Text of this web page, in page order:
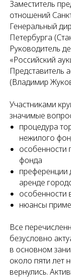
Заместитель
отношений
Генеральный
Петербурга
Руководитель
«Российский
Представитель
(Владимир
Участниками
значимые
процедура
нежилого
особенности
фонда
преференции
аренде
особенности
нюансы
Все
безусловно
в основном
около пяти лет
вернулись.